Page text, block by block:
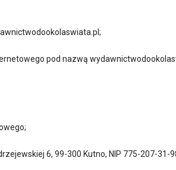
pod nazwą
6, 99-300 Kutno, NIP 775-207-31-